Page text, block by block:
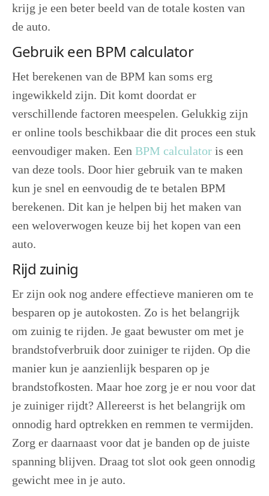
krijg je een beter beeld van de totale kosten van
de auto.
Gebruik een BPM calculator
Het berekenen van de BPM kan soms erg
ingewikkeld zijn. Dit komt doordat er
verschillende factoren meespelen. Gelukkig zijn
er online tools beschikbaar die dit proces een stuk
eenvoudiger maken. Een BPM calculator is een
van deze tools. Door hier gebruik van te maken
kun je snel en eenvoudig de te betalen BPM
berekenen. Dit kan je helpen bij het maken van
een weloverwogen keuze bij het kopen van een
auto.
Rijd zuinig
Er zijn ook nog andere effectieve manieren om te
besparen op je autokosten. Zo is het belangrijk
om zuinig te rijden. Je gaat bewuster om met je
brandstofverbruik door zuiniger te rijden. Op die
manier kun je aanzienlijk besparen op je
brandstofkosten. Maar hoe zorg je er nou voor dat
je zuiniger rijdt? Allereerst is het belangrijk om
onnodig hard optrekken en remmen te vermijden.
Zorg er daarnaast voor dat je banden op de juiste
spanning blijven. Draag tot slot ook geen onnodig
gewicht mee in je auto.